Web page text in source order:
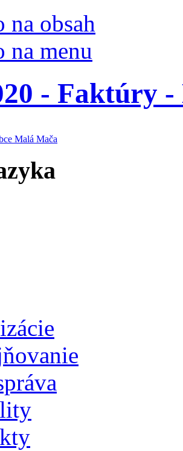
na obsah
na menu
- Faktúry